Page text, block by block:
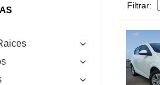
Filtrar: